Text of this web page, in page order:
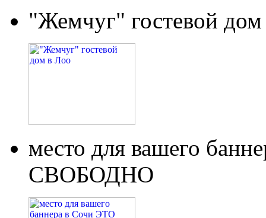
"Жемчуг" гостевой
место для вашего
СВОБОДНО